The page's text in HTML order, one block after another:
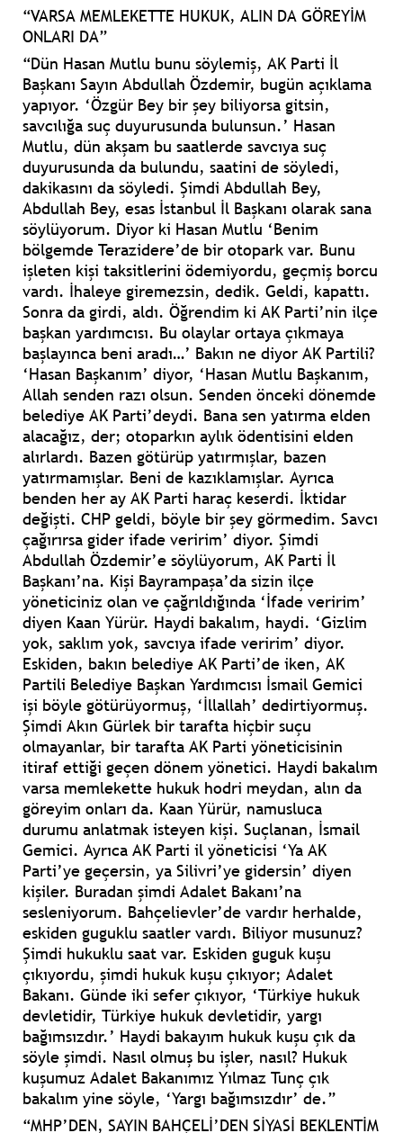
“VARSA MEMLEKETTE HUKUK, ALIN DA GÖREYİM
ONLARI DA”
“Dün Hasan Mutlu bunu söylemiş, AK Parti İl
Başkanı Sayın Abdullah Özdemir, bugün açıklama
yapıyor. ‘Özgür Bey bir şey biliyorsa gitsin,
savcılığa suç duyurusunda bulunsun.’ Hasan
Mutlu, dün akşam bu saatlerde savcıya suç
duyurusunda da bulundu, saatini de söyledi,
dakikasını da söyledi. Şimdi Abdullah Bey,
Abdullah Bey, esas İstanbul İl Başkanı olarak sana
söylüyorum. Diyor ki Hasan Mutlu ‘Benim
bölgemde Terazidere’de bir otopark var. Bunu
işleten kişi taksitlerini ödemiyordu, geçmiş borcu
vardı. İhaleye giremezsin, dedik. Geldi, kapattı.
Sonra da girdi, aldı. Öğrendim ki AK Parti’nin ilçe
başkan yardımcısı. Bu olaylar ortaya çıkmaya
başlayınca beni aradı…’ Bakın ne diyor AK Partili?
‘Hasan Başkanım’ diyor, ‘Hasan Mutlu Başkanım,
Allah senden razı olsun. Senden önceki dönemde
belediye AK Parti’deydi. Bana sen yatırma elden
alacağız, der; otoparkın aylık ödentisini elden
alırlardı. Bazen götürüp yatırmışlar, bazen
yatırmamışlar. Beni de kazıklamışlar. Ayrıca
benden her ay AK Parti haraç keserdi. İktidar
değişti. CHP geldi, böyle bir şey görmedim. Savcı
çağırırsa gider ifade veririm’ diyor. Şimdi
Abdullah Özdemir’e söylüyorum, AK Parti İl
Başkanı’na. Kişi Bayrampaşa’da sizin ilçe
yöneticiniz olan ve çağrıldığında ‘İfade veririm’
diyen Kaan Yürür. Haydi bakalım, haydi. ‘Gizlim
yok, saklım yok, savcıya ifade veririm’ diyor.
Eskiden, bakın belediye AK Parti’de iken, AK
Partili Belediye Başkan Yardımcısı İsmail Gemici
işi böyle götürüyormuş, ‘İllallah’ dedirtiyormuş.
Şimdi Akın Gürlek bir tarafta hiçbir suçu
olmayanlar, bir tarafta AK Parti yöneticisinin
itiraf ettiği geçen dönem yönetici. Haydi bakalım
varsa memlekette hukuk hodri meydan, alın da
göreyim onları da. Kaan Yürür, namusluca
durumu anlatmak isteyen kişi. Suçlanan, İsmail
Gemici. Ayrıca AK Parti il yöneticisi ‘Ya AK
Parti’ye geçersin, ya Silivri’ye gidersin’ diyen
kişiler. Buradan şimdi Adalet Bakanı’na
sesleniyorum. Bahçelievler’de vardır herhalde,
eskiden guguklu saatler vardı. Biliyor musunuz?
Şimdi hukuklu saat var. Eskiden guguk kuşu
çıkıyordu, şimdi hukuk kuşu çıkıyor; Adalet
Bakanı. Günde iki sefer çıkıyor, ‘Türkiye hukuk
devletidir, Türkiye hukuk devletidir, yargı
bağımsızdır.’ Haydi bakayım hukuk kuşu çık da
söyle şimdi. Nasıl olmuş bu işler, nasıl? Hukuk
kuşumuz Adalet Bakanımız Yılmaz Tunç çık
bakalım yine söyle, ‘Yargı bağımsızdır’ de.”
“MHP’DEN, SAYIN BAHÇELİ’DEN SİYASİ BEKLENTİM